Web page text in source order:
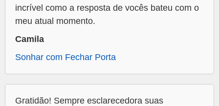
incrível como a resposta de vocês bateu com o
meu atual momento.
Camila
Sonhar com Fechar Porta
Gratidão! Sempre esclarecedora suas